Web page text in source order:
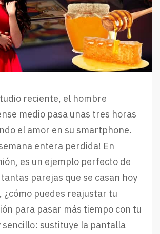
reciente, el hombre
medio pasa unas tres horas
el amor en su smartphone.
entera perdida! En
es un ejemplo perfecto de
parejas que se casan hoy
¿cómo puedes reajustar tu
para pasar más tiempo con tu
sencillo: sustituye la pantalla